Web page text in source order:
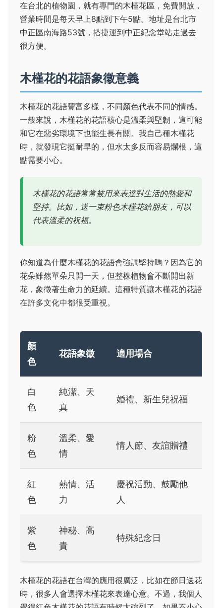
在台北的植物園，就有專門的木槿花區，免費開放，
營業時間是每天早上8點到下午5點。地址是台北市
中正區南海路53號，搭捷運到中正紀念堂站走過去
很方便。
木槿花的花語象徵意義
木槿花的花語豐富多樣，不同顏色代表不同的情感。
一般來說，木槿花的花語核心是溫柔與堅韌，這可能
和它在惡劣環境下也能生長有關。我自己種木槿花
時，就發現它挺耐旱的，但水太多反而容易爛根，這
點需要小心。
木槿花的花語常常被用來表達對生活的熱愛和
堅持。比如，送一束粉色木槿花給朋友，可以
代表溫柔的祝福。
你知道為什麼木槿花的花語會強調堅持嗎？因為它的
花朵雖然單朵只開一天，但整株植物會不斷開出新
花，象徵著生命力的延續。這種特質讓木槿花的花語
在許多文化中都很受重視。
顏
色
花語象徵 適用場合
白
色
純潔、天
真
婚禮、新生兒祝福
粉
色
溫柔、愛
情
情人節、友誼贈禮
紅
色
熱情、活
力
慶祝活動、鼓勵他
人
紫
色
神秘、高
貴
特殊紀念日
木槿花的花語在台灣的應用很廣泛，比如在節日送花
時，很多人會選擇木槿花來表達心意。不過，我個人